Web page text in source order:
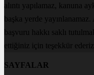
alıntı yapılamaz, kanuna
başka yerde
başvuru hakkı saklı
ettiğiniz için teşekkür ederiz.
SAYFALAR